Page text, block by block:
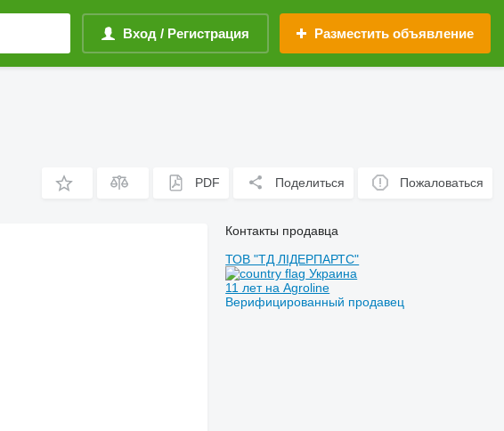
Вход / Регистрация Разместить объявление
PDF Поделиться Пожаловаться
Контакты продавца
ТОВ "ТД ЛІДЕРПАРТС"
Украина
11 лет на Agroline
Верифицированный продавец